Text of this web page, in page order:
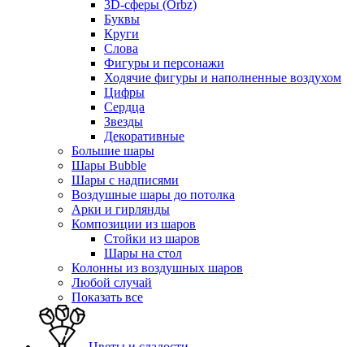
3D-сферы (Orbz)
Буквы
Круги
Слова
Фигуры и персонажи
Ходячие фигуры и наполненные воздухом
Цифры
Сердца
Звезды
Декоративные
Большие шары
Шары Bubble
Шары с надписями
Воздушные шары до потолка
Арки и гирлянды
Композиции из шаров
Стойки из шаров
Шары на стол
Колонны из воздушных шаров
Любой случай
Показать все